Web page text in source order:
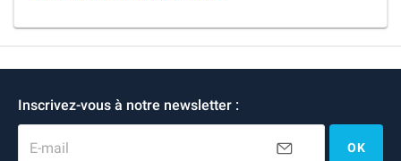
Inscrivez-vous à notre newsletter :
E-mail OK